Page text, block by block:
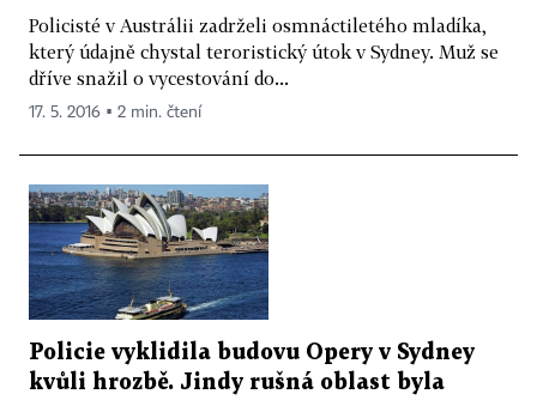
Policisté v Austrálii zadrželi osmnáctiletého mladíka,
který údajně chystal teroristický útok v Sydney. Muž se
dříve snažil o vycestování do...
17. 5. 2016 ▪ 2 min. čtení
Policie vyklidila budovu Opery v Sydney
kvůli hrozbě. Jindy rušná oblast byla